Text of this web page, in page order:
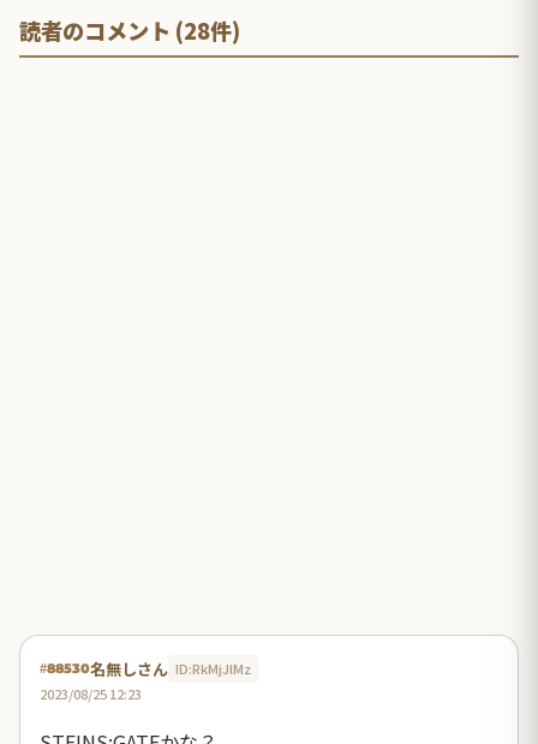
読者のコメント (28件)
#88530名無しさん ID:RkMjJlMz
2023/08/25 12:23